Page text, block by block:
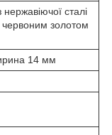
нержавіючої сталі
червоним золотом
14 мм